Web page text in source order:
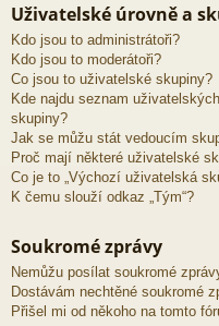
Uživatelské úrovně a
Kdo jsou to administrátoři?
Kdo jsou to moderátoři?
Co jsou to uživatelské skupiny?
Kde najdu seznam
skupiny?
Jak se můžu stát vedoucím
Proč mají některé uživatelské
Co je to „Výchozí uživatelská
K čemu slouží odkaz „Tým“?
Soukromé zprávy
Nemůžu posílat soukromé
Dostávám nechtěné soukromé
Přišel mi od někoho na tomto